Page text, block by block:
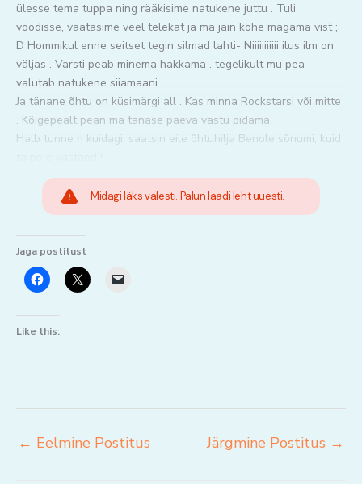
ülesse tema tuppa ning rääkisime natukene juttu . Tuli
voodisse, vaatasime veel telekat ja ma jäin kohe magama vist ;
D Hommikul enne seitset tegin silmad lahti- Niiiiiiiiiii ilus ilm on
väljas . Varsti peab minema hakkama . tegelikult mu pea
valutab natukene siiamaani .
Ja tänane õhtu on küsimärgi all . Kas minna Rockstarsi või mitte
. Kõigepealt pean ma tänase päeva vastu pidama.
Halb tunne n kuidagi, saatsin eile õhtuhilja Benole sõnumi, kuid
Midagi läks valesti. Palun laadi leht uuesti.
Jaga postitust
Like this:
← Eelmine Postitus Järgmine Postitus →